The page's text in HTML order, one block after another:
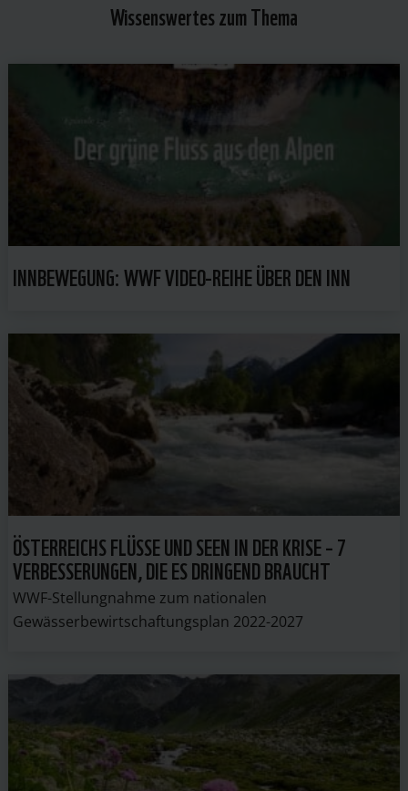
Wissenswertes zum Thema
INNBEWEGUNG: WWF VIDEO-REIHE ÜBER DEN INN
ÖSTERREICHS FLÜSSE UND SEEN IN DER KRISE – 7
VERBESSERUNGEN, DIE ES DRINGEND BRAUCHT
WWF-Stellungnahme zum nationalen
Gewässerbewirtschaftungsplan 2022-2027